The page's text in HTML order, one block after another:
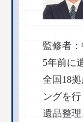
監修者
5年前に
全国18
ングを行
遺品整